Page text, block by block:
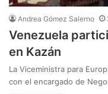
Andrea Gómez Salerno
Venezuela
en Kazán
La Viceministra para
con el encargado de